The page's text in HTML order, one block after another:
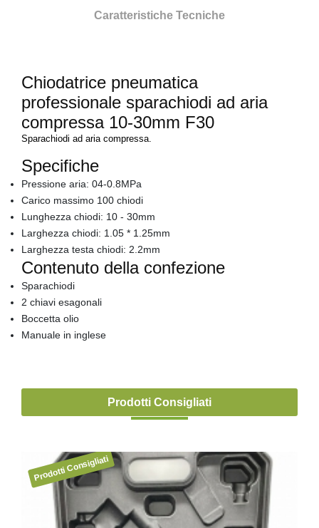
Caratteristiche Tecniche
Chiodatrice pneumatica
professionale sparachiodi ad aria
compressa 10-30mm F30
Sparachiodi ad aria compressa.
Specifiche
Pressione aria: 04-0.8MPa
Carico massimo 100 chiodi
Lunghezza chiodi: 10 - 30mm
Larghezza chiodi: 1.05 * 1.25mm
Larghezza testa chiodi: 2.2mm
Contenuto della confezione
Sparachiodi
2 chiavi esagonali
Boccetta olio
Manuale in inglese
Prodotti Consigliati